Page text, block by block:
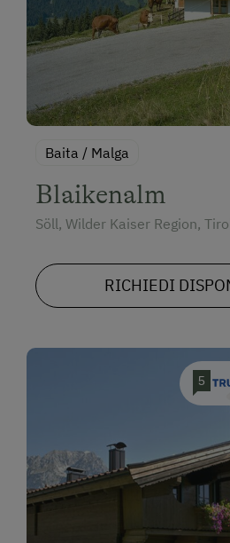
Baita / Malga
Blaikenalm
Söll, Wilder Kaiser Region,
RICHIEDI
5